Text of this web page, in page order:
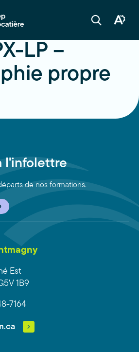
Ouvrir
Ouvrir
LP –
propre
l'infolettre
de nos formations.
Est
1B9
7164